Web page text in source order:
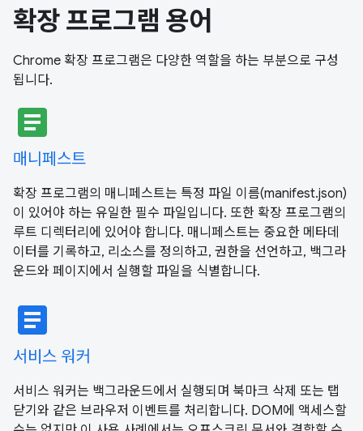
확장 프로그램 용어
Chrome 확장 프로그램은 다양한 역할을 하는 부분으로 구성
됩니다.
article
매니페스트
확장 프로그램의 매니페스트는 특정 파일 이름(manifest.json)
이 있어야 하는 유일한 필수 파일입니다. 또한 확장 프로그램의
루트 디렉터리에 있어야 합니다. 매니페스트는 중요한 메타데
이터를 기록하고, 리소스를 정의하고, 권한을 선언하고, 백그라
운드와 페이지에서 실행할 파일을 식별합니다.
article
서비스 워커
서비스 워커는 백그라운드에서 실행되며 북마크 삭제 또는 탭
닫기와 같은 브라우저 이벤트를 처리합니다. DOM에 액세스할